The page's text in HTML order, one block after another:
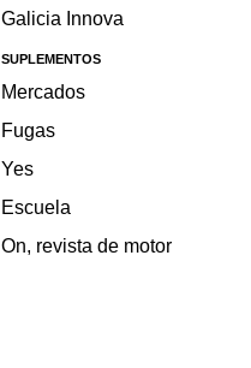
Galicia Innova
SUPLEMENTOS
Mercados
Fugas
Yes
Escuela
On, revista de motor